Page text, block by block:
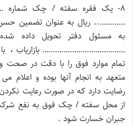
۸- یک فقره سفته / چک
………….. ریال به عنوان تضمین حسن
به مسئول دفتر تحویل داده
………………………………… بازاریاب ،
تمام موارد فوق را با دقت در صحت
متعهد به انجام آنها بوده و اعلام
رضایت دارد که در صورت رعایت
از محل سفته / چک فوق به نفع
جبران خسارت شود .